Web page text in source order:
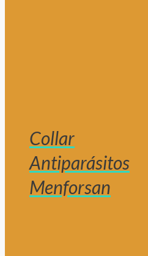
Collar
Antiparásitos
Menforsan